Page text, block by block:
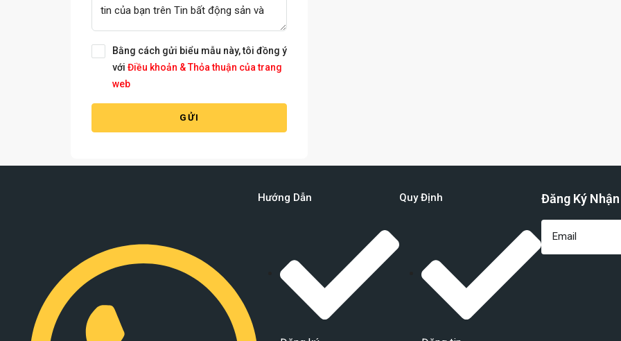
Bằng cách gửi biểu mẫu này, tôi đồng ý
với Điều khoản & Thỏa thuận của trang
web
GỬI
Hướng Dẫn Quy Định Đăng Ký